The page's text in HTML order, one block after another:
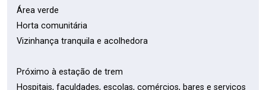
Área verde
Horta comunitária
Vizinhança tranquila e acolhedora
Próximo à estação de trem
Hospitais, faculdades, escolas, comércios, bares e serviços